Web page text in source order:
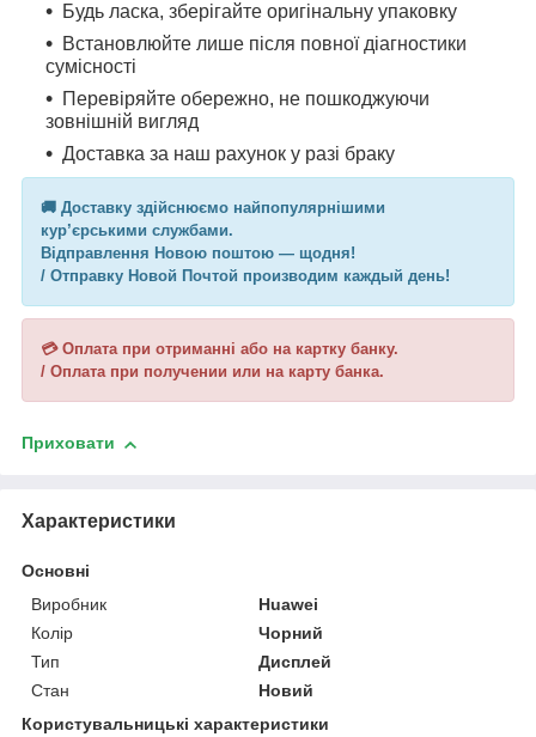
Будь ласка, зберігайте оригінальну упаковку
Встановлюйте лише після повної діагностики
сумісності
Перевіряйте обережно, не пошкоджуючи
зовнішній вигляд
Доставка за наш рахунок у разі браку
🚚 Доставку здійснюємо найпопулярнішими
кур’єрськими службами.
Відправлення Новою поштою — щодня!
/ Отправку Новой Почтой производим каждый день!
💳 Оплата при отриманні або на картку банку.
/ Оплата при получении или на карту банка.
Приховати
Характеристики
Основні
Виробник
Huawei
Колір
Чорний
Тип
Дисплей
Стан
Новий
Користувальницькі характеристики